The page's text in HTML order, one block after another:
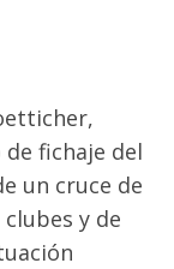
fichaje del
un cruce de
y de